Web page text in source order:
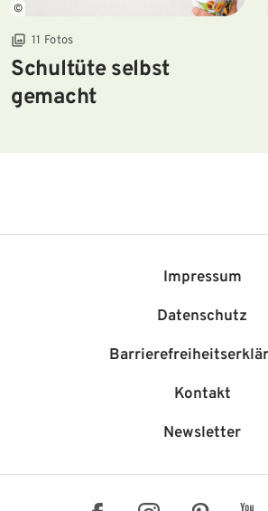
©
11 Fotos
Schultüte selbst
gemacht
Impressum
Datenschutz
Kontakt
Newsletter
FacebookInstagramPinterest